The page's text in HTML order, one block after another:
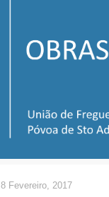
8 Fevereiro, 2017